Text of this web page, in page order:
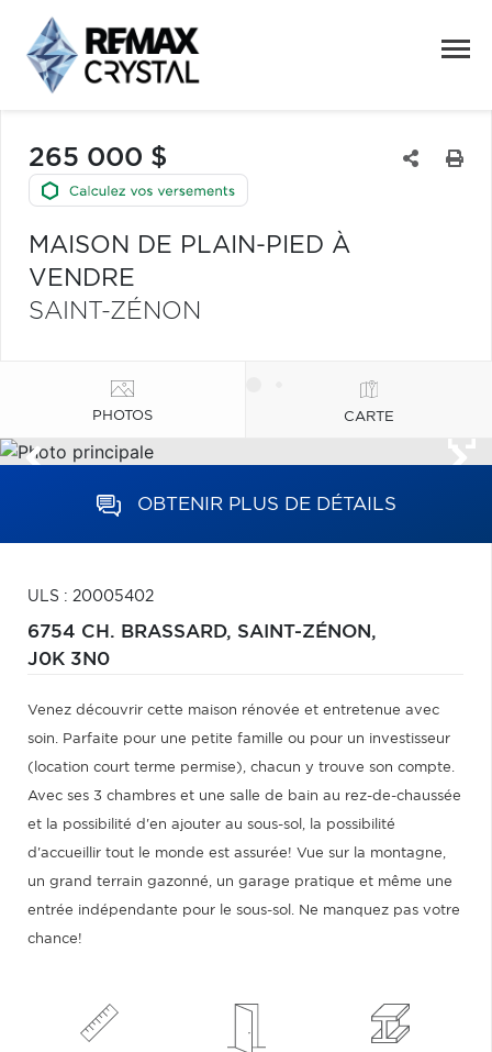
265 000 $
MAISON DE PLAIN-PIED À
VENDRE
SAINT-ZÉNON
PHOTOS CARTE
OBTENIR PLUS DE DÉTAILS
ULS : 20005402
6754 CH. BRASSARD, SAINT-ZÉNON,
J0K 3N0
Venez découvrir cette maison rénovée et entretenue avec
soin. Parfaite pour une petite famille ou pour un investisseur
(location court terme permise), chacun y trouve son compte.
Avec ses 3 chambres et une salle de bain au rez-de-chaussée
et la possibilité d'en ajouter au sous-sol, la possibilité
d'accueillir tout le monde est assurée! Vue sur la montagne,
un grand terrain gazonné, un garage pratique et même une
entrée indépendante pour le sous-sol. Ne manquez pas votre
chance!